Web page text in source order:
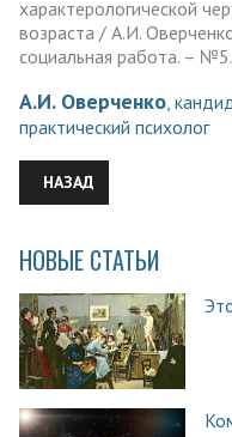
характерологической
возраста / А.И.
социальная работа. –
А.И. Оверченко,
практический психолог
ПРЕДЫДУЩИЙ: ОБРАЗ
НАЗАД
НОВЫЕ СТАТЬИ